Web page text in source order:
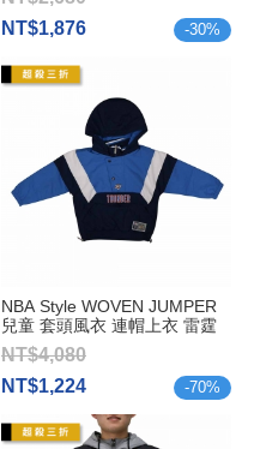
NT$1,876
-30%
NBA Style WOVEN JUMPER
兒童 套頭風衣 連帽上衣 雷霆
隊
NT$4,080
NT$1,224
-70%